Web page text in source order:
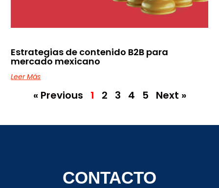
Estrategias de contenido B2B para
mercado mexicano
Leer Más
« Previous 1 2 3 4 5 Next »
CONTACTO